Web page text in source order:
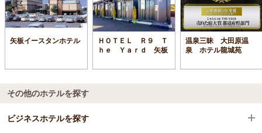
矢板イースタンホテル
ＨＯＴＥＬ Ｒ９ Ｔ
ｈｅ Ｙａｒｄ 矢板
温泉三昧 大田原温
泉 ホテル龍城苑
その他のホテルを探す
ビジネスホテルを探す